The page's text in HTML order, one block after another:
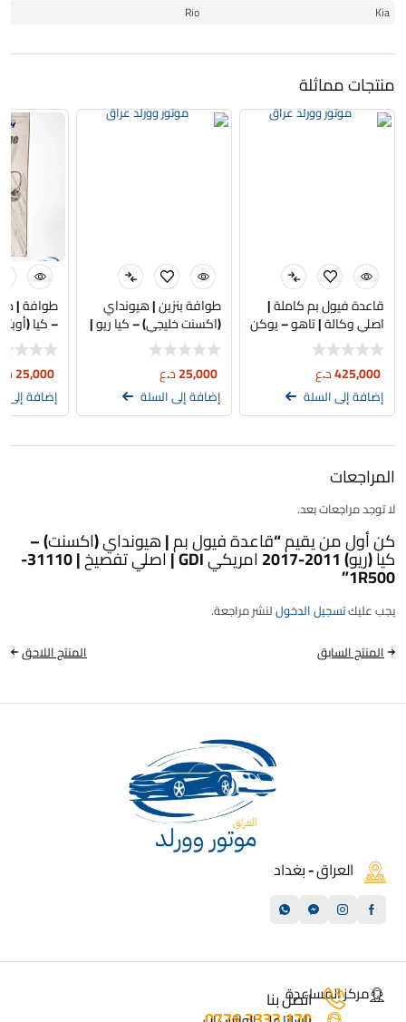
Kia
Rio
منتجات مماثلة
قاعدة فيول بم كاملة |
اصلي وكالة | تاهو – يوكن
– كاديلاك 2023
425,000د.ع
إضافة إلى السلة
طوافة بنزين | هيونداي
(اكسنت خليجي) – كيا ريو |
تجاري | 94460-1R000
25,000د.ع
إضافة إلى السلة
طوافة |
3R000
25,000
إضافة إلى
المراجعات
لا توجد مراجعات بعد.
كن أول من يقيم “قاعدة فيول بم | هيونداي (اكسنت) –
كيا (ريو) 2011-2017 امريكي GDI | اصلي تفصيخ | 31110-
1R500”
يجب عليكتسجيل الدخوللنشر مراجعة.
المنتج السابق
المنتج اللاحق
العراق - بغداد
مركز المساعدة
اتصل بنا